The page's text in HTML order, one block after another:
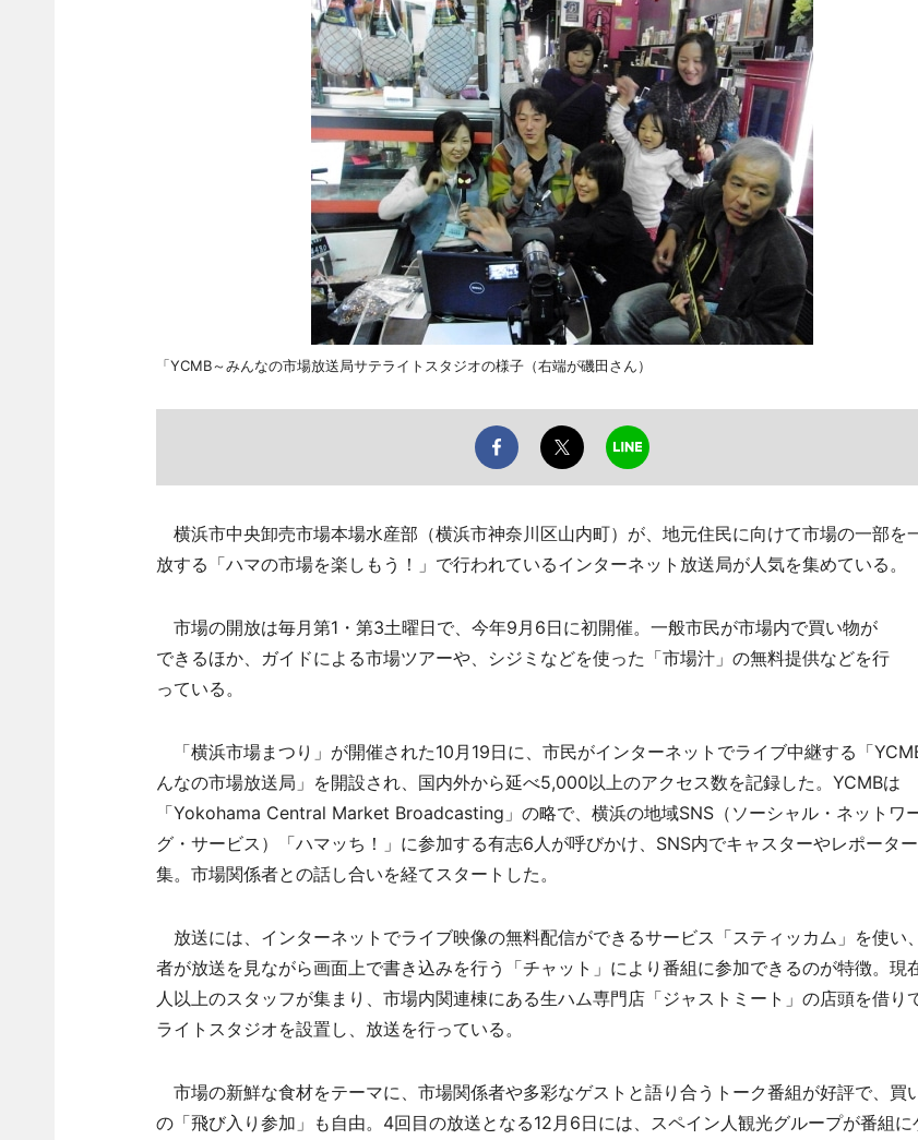
「YCMB～みんなの市場放送局サテライトスタジオの様子（右端が磯田さん）
横浜市中央卸売市場本場水産部（横浜市神奈川区山内町）が、地元住民に向けて市場の一部を
放する「ハマの市場を楽しもう！」で行われているインターネット放送局が人気を集めている。
市場の開放は毎月第1・第3土曜日で、今年9月6日に初開催。一般市民が市場内で買い物が
できるほか、ガイドによる市場ツアーや、シジミなどを使った「市場汁」の無料提供などを行
っている。
「横浜市場まつり」が開催された10月19日に、市民がインターネットでライブ中継する「
んなの市場放送局」を開設され、国内外から延べ5,000以上のアクセス数を記録した。YCMBは
「Yokohama Central Market Broadcasting」の略で、横浜の地域SNS（ソーシャル・ネットワ
グ・サービス）「ハマッち！」に参加する有志6人が呼びかけ、SNS内でキャスターやレポータ
集。市場関係者との話し合いを経てスタートした。
放送には、インターネットでライブ映像の無料配信ができるサービス「スティッカム」を使い
者が放送を見ながら画面上で書き込みを行う「チャット」により番組に参加できるのが特徴。現
人以上のスタッフが集まり、市場内関連棟にある生ハム専門店「ジャストミート」の店頭を借り
ライトスタジオを設置し、放送を行っている。
市場の新鮮な食材をテーマに、市場関係者や多彩なゲストと語り合うトーク番組が好評で、買
の「飛び入り参加」も自由。4回目の放送となる12月6日には、スペイン人観光グループが番組に